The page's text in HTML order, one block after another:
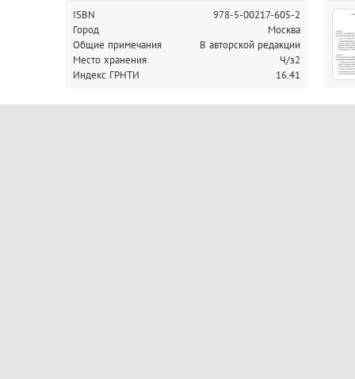
ISBN
978-5-00217-605-2
Город
Москва
Общие примечания
В авторской редакции
Место хранения
Ч/з2
Индекс ГРНТИ
16.41